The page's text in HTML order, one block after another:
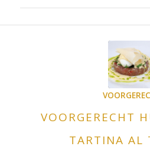
VOORGERECHT
TARTINA AL